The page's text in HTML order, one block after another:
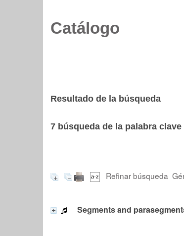
Catálogo
Resultado de la búsqueda
7 búsqueda de la palabra clave
Refinar búsqueda
Segments and